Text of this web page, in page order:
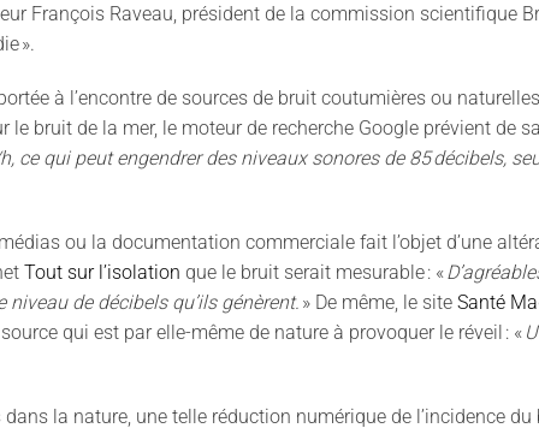
François Raveau, président de la commission scientifique
».
à l’encontre de sources de bruit coutumières ou
le bruit de la mer, le moteur de recherche Google prévient de s
, ce qui peut engendrer des niveaux sonores de 85décibels,
ou la documentation commerciale fait l’objet d’une
Tout sur l’isolation que le bruit serait mesurable: «D’
niveau de décibels qu’ils génèrent. » De même, le site Santé
qui est par elle-même de nature à provoquer le réveil : «
la nature, une telle réduction numérique de l’incidence du